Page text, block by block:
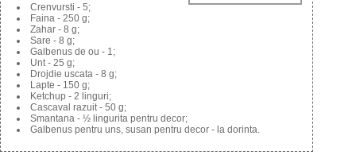
Crenvursti - 5;
Faina - 250 g;
Zahar - 8 g;
Sare - 8 g;
Galbenus de ou - 1;
Unt - 25 g;
Drojdie uscata - 8 g;
Lapte - 150 g;
Ketchup - 2 linguri;
Cascaval razuit - 50 g;
Smantana - ½ lingurita pentru decor;
Galbenus pentru uns, susan pentru decor - la dorinta.